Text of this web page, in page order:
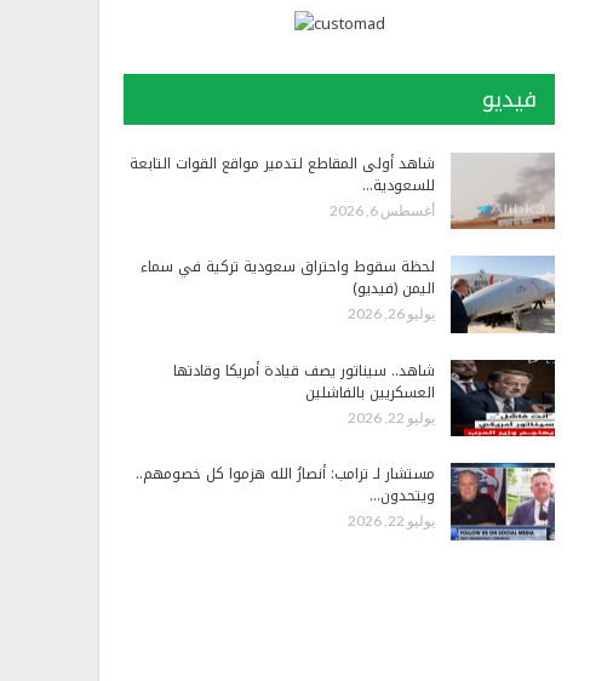
فيديو
شاهد أولى المقاطع لتدمير مواقع القوات التابعة
للسعودية…
أغسطس 6, 2026
لحظة سقوط واحتراق سعودية تركية في سماء
اليمن (فيديو)
يوليو 26, 2026
شاهد.. سيناتور يصف قيادة أمريكا وقادتها
العسكريين بالفاشلين
يوليو 22, 2026
مستشار لـ ترامب: أنصارُ الله هزموا كل خصومهم..
ويتحدون…
يوليو 22, 2026